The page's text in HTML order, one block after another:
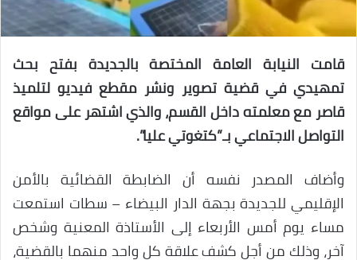
قامت النيابة العامة المختصة بالجديدة بفتح بحث
تمهيدي في قضية تصوير ونشر مقطع فيديو لتلميذ
قاصر مع معلمته داخل القسم، والذي اشتهر على مواقع
التواصل الاجتماعي بـ”كتغوتي عليا”.
وأضاف المصدر نفسه أن الضابطة القضائية بالأمن
الإقليمي للجديدة بجهة الدار البيضاء – سطات استمعت
مساء يوم أمس الأربعاء إلى الأستاذة المعنية وشخص
آخر، وذلك من أجل كشف علاقة كل واحد منهما بالقضية،